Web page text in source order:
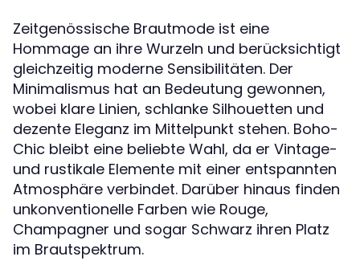
Zeitgenössische Brautmode ist eine
Hommage an ihre Wurzeln und berücksichtigt
gleichzeitig moderne Sensibilitäten. Der
Minimalismus hat an Bedeutung gewonnen,
wobei klare Linien, schlanke Silhouetten und
dezente Eleganz im Mittelpunkt stehen. Boho-
Chic bleibt eine beliebte Wahl, da er Vintage-
und rustikale Elemente mit einer entspannten
Atmosphäre verbindet. Darüber hinaus finden
unkonventionelle Farben wie Rouge,
Champagner und sogar Schwarz ihren Platz
im Brautspektrum.